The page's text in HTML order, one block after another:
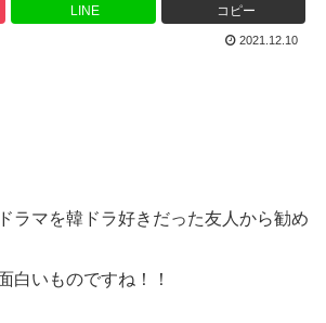
LINE コピー
2021.12.10
ラマを韓ドラ好きだった友人から勧め
白いものですね！！